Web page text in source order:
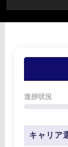
進捗状況
キャリア